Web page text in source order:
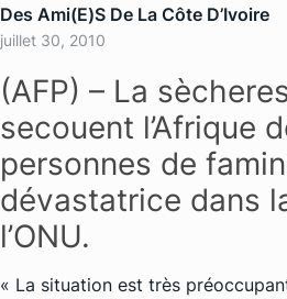
Des Ami(e)s De La Côte D’Ivoire
juillet 30, 2010
(AFP) – La
secouent l’Afrique
personnes de
dévastatrice dans
l’ONU.
« La situation est très